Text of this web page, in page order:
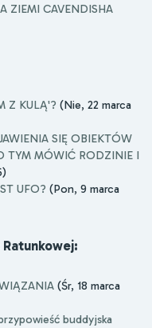
ZIEMI CAVENDISHA
Z KULĄ'? (Nie, 22 marca
SIĘ OBIEKTÓW
TYM MÓWIĆ RODZINIE I
UFO? (Pon, 9 marca
(Śr, 18 marca
buddyjska